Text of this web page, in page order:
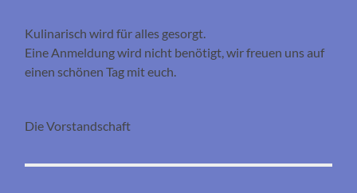
Kulinarisch wird für alles gesorgt.
Eine Anmeldung wird nicht benötigt, wir freuen uns auf
einen schönen Tag mit euch.
Die Vorstandschaft